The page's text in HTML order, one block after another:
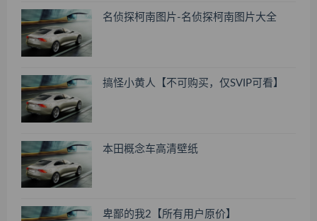
名侦探柯南图片-名侦探柯南图片大全
搞怪小黄人【不可购买，仅SVIP可看】
本田概念车高清壁纸
卑鄙的我2【所有用户原价】